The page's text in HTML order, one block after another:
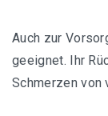
Auch zur
geeignet. Ihr
Schmerzen von